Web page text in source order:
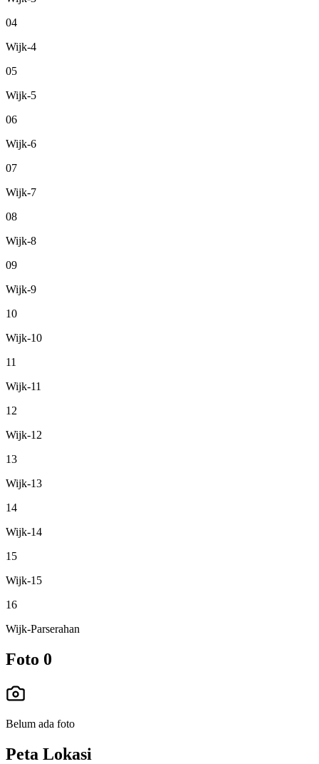
04
Wijk-4
05
Wijk-5
06
Wijk-6
07
Wijk-7
08
Wijk-8
09
Wijk-9
10
Wijk-10
11
Wijk-11
12
Wijk-12
13
Wijk-13
14
Wijk-14
15
Wijk-15
16
Wijk-Parserahan
Foto 0
Belum ada foto
Peta Lokasi